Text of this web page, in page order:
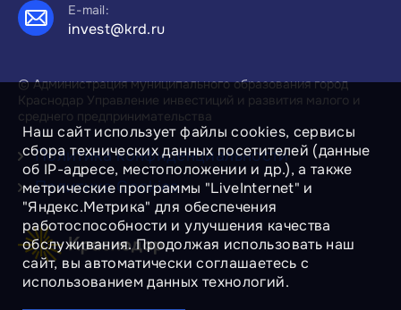
E-mail:
invest@krd.ru
© Администрация муниципального образования город
Краснодар Управление инвестиций и развития малого и
среднего предпринимательства
Политика конфиденциальности
Политика Cookies
Наш сайт использует файлы cookies, сервисы
сбора технических данных посетителей (данные
об IP-адресе, местоположении и др.), а также
метрические программы "LiveInternet" и
"Яндекс.Метрика" для обеспечения
работоспособности и улучшения качества
обслуживания. Продолжая использовать наш
сайт, вы автоматически соглашаетесь с
использованием данных технологий.